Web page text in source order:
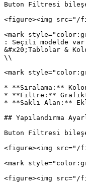
Buton Filtresi
<figure><img src="/
<mark
: Seçili modelde
&#x20;Tablolar &
\\
<mark
* **Sıralama:**
* **Filtre:**
* **Saklı Alan:**
## Yapılandırma
Buton Filtresi
<figure><img src="/
<mark
<figure><img src="/